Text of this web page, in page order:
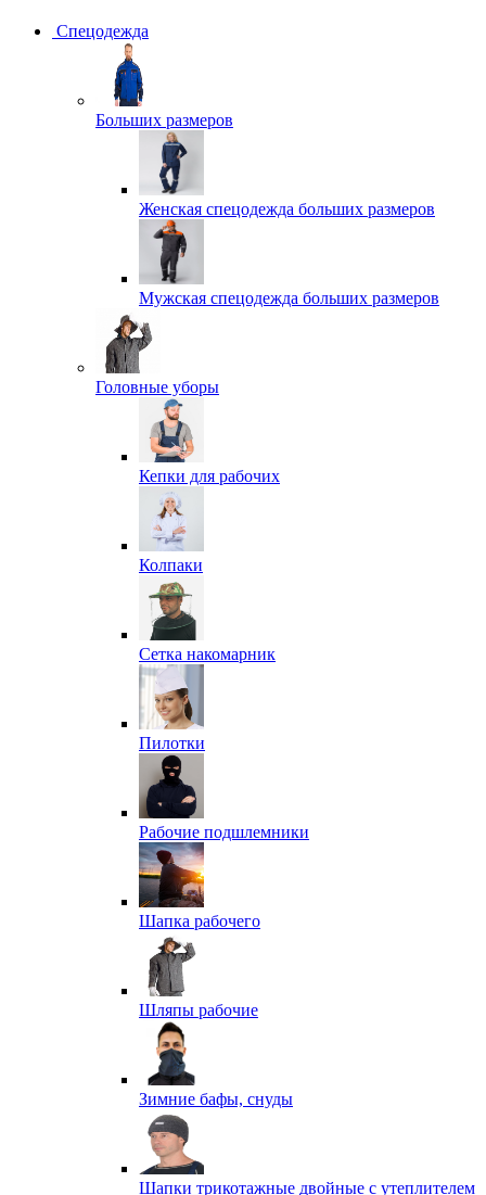
Спецодежда
Больших размеров
Женская спецодежда больших размеров
Мужская спецодежда больших размеров
Головные уборы
Кепки для рабочих
Колпаки
Сетка накомарник
Пилотки
Рабочие подшлемники
Шапка рабочего
Шляпы рабочие
Зимние бафы, снуды
Шапки трикотажные двойные с утеплителем